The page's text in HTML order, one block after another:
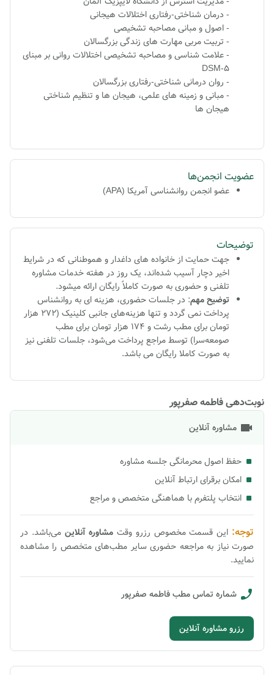
- درمان شناختی-رفتاری اختلالات هیجانی
- اصول و مبانی مصاحبه تشخیصی
- تربیت مربی مهارت های زندگی بزرگسالان
- علامت شناسی و مصاحبه تشخیصی اختلالات روانی بر مبنای
DSM-5
- روان درمانی شناختی-رفتاری بزرگسالان
- مبانی و زمینه های علمی، هیجان ها و تنظیم شناختی
هیجان ها
عضویت انجمن‌ها
عضو انجمن روانشناسی آمریکا (APA)
توضیحات
جهت حمایت از خانواده های داغدار و هموطنانی که در شرایط
اخیر دچار آسیب شده‌اند، یک روز در هفته خدمات مشاوره
تلفنی و حضوری به صورت کاملاً رایگان ارائه میشود.
توضیح مهم: در جلسات حضوری، هزینه ای به روانشناس
پرداخت نمی گردد و تنها هزینه‌های جانبی کلینیک (۲۷۲ هزار
تومان برای مطب رشت و ۱۷۴ هزار تومان برای مطب
صومعه‌سرا) توسط مراجع پرداخت می‌شود، جلسات تلفنی نیز
به صورت کاملا رایگان می باشد.
نوبت‌دهی فاطمه صفرپور
مشاوره آنلاین
حفظ اصول محرمانگی جلسه مشاوره
امکان برقرای ارتباط آنلاین
انتخاب پلتفرم با هماهنگی متخصص و مراجع
توجه: این قسمت مخصوص رزرو وقت مشاورهآنلاین می‌باشد. در
صورت نیاز به مراجعه حضوری سایر مطب‌های متخصص را مشاهده
نمایید.
شماره تماس مطبفاطمه صفرپور
رزرو مشاوره آنلاین